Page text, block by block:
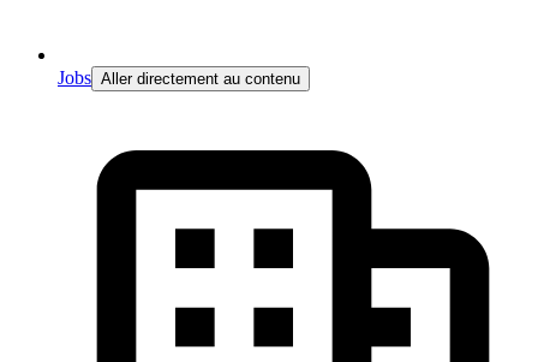
Jobs Aller directement au contenu